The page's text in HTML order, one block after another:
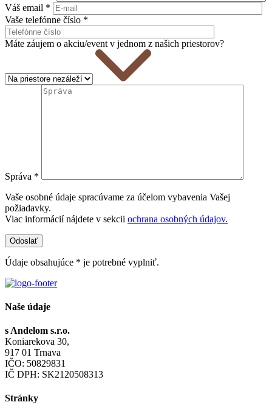
Váš email *
Vaše telefónne číslo *
Máte záujem o akciu/event v jednom z našich priestorov?
Správa *
Vaše osobné údaje spracúvame za účelom vybavenia Vašej
požiadavky.
Viac informácií nájdete v sekcii ochrana osobných údajov.
Údaje obsahujúce * je potrebné vyplniť.
Naše údaje
s Andelom s.r.o.
Koniarekova 30,
917 01 Trnava
IČO: 50829831
IČ DPH: SK2120508313
Stránky